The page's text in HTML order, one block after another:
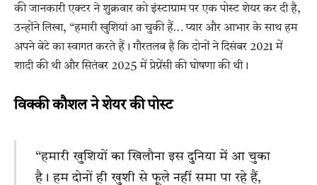
की जानकारी एक्टर ने शुक्रवार को इंस्टाग्राम पर एक पोस्ट शेयर कर दी है,
उन्होंने लिखा, “हमारी खुशियां आ चुकी हैं… प्यार और आभार के साथ हम
अपने बेटे का स्वागत करते हैं। गौरतलब है कि दोनों ने दिसंबर 2021 में
शादी की थी और सितंबर 2025 में प्रेग्नेंसी की घोषणा की थी।
विक्की कौशल ने शेयर की पोस्ट
“हमारी खुशियों का खिलौना इस दुनिया में आ चुका
है। हम दोनों ही खुशी से फूले नहीं समा पा रहे हैं,